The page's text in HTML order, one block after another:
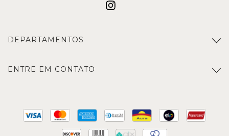
DEPARTAMENTOS
ENTRE EM CONTATO